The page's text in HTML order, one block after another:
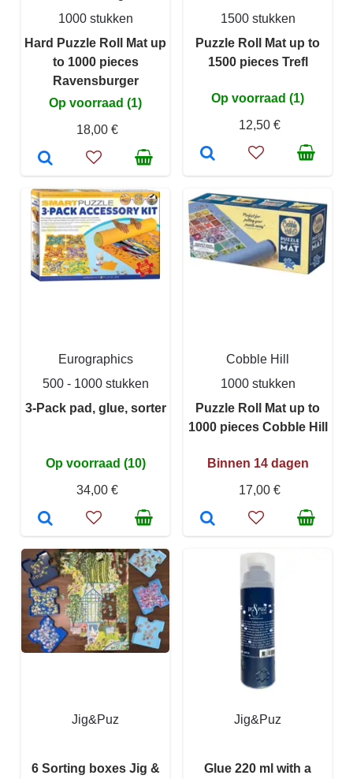
1000 stukken
Hard Puzzle Roll Mat up
to 1000 pieces
Ravensburger
Op voorraad (1)
18,00 €
1500 stukken
Puzzle Roll Mat up to
1500 pieces Trefl
Op voorraad (1)
12,50 €
Eurographics
500 - 1000 stukken
3-Pack pad, glue, sorter
Op voorraad (10)
34,00 €
Cobble Hill
1000 stukken
Puzzle Roll Mat up to
1000 pieces Cobble Hill
Binnen 14 dagen
17,00 €
Jig&Puz
6 Sorting boxes Jig &
Jig&Puz
Glue 220 ml with a